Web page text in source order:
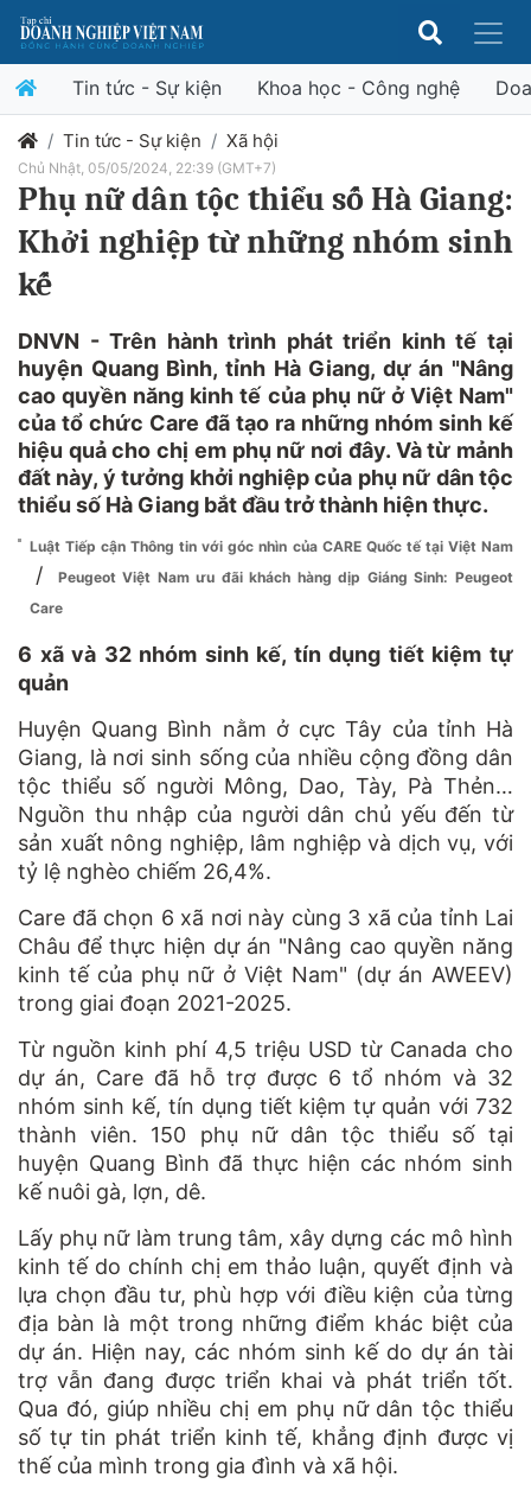
Tin tức - Sự kiện Khoa học - Công nghệ
Tin tức - Sự kiện Xã hội
Chủ Nhật, 05/05/2024, 22:39 (GMT+7)
Phụ nữ dân tộc thiểu số Hà Giang:
Khởi nghiệp từ những nhóm sinh
kế
DNVN - Trên hành trình phát triển kinh tế tại
huyện Quang Bình, tỉnh Hà Giang, dự án "Nâng
cao quyền năng kinh tế của phụ nữ ở Việt Nam"
của tổ chức Care đã tạo ra những nhóm sinh kế
hiệu quả cho chị em phụ nữ nơi đây. Và từ mảnh
đất này, ý tưởng khởi nghiệp của phụ nữ dân tộc
thiểu số Hà Giang bắt đầu trở thành hiện thực.
Luật Tiếp cận Thông tin với góc nhìn của CARE Quốc tế tại Việt Nam
/
Peugeot Việt Nam ưu đãi khách hàng dịp Giáng Sinh: Peugeot
Care
6 xã và 32 nhóm sinh kế, tín dụng tiết kiệm tự
quản
Huyện Quang Bình nằm ở cực Tây của tỉnh Hà
Giang, là nơi sinh sống của nhiều cộng đồng dân
tộc thiểu số người Mông, Dao, Tày, Pà Thẻn…
Nguồn thu nhập của người dân chủ yếu đến từ
sản xuất nông nghiệp, lâm nghiệp và dịch vụ, với
tỷ lệ nghèo chiếm 26,4%.
Care đã chọn 6 xã nơi này cùng 3 xã của tỉnh Lai
Châu để thực hiện dự án "Nâng cao quyền năng
kinh tế của phụ nữ ở Việt Nam" (dự án AWEEV)
trong giai đoạn 2021-2025.
Từ nguồn kinh phí 4,5 triệu USD từ Canada cho
dự án, Care đã hỗ trợ được 6 tổ nhóm và 32
nhóm sinh kế, tín dụng tiết kiệm tự quản với 732
thành viên. 150 phụ nữ dân tộc thiểu số tại
huyện Quang Bình đã thực hiện các nhóm sinh
kế nuôi gà, lợn, dê.
Lấy phụ nữ làm trung tâm, xây dựng các mô hình
kinh tế do chính chị em thảo luận, quyết định và
lựa chọn đầu tư, phù hợp với điều kiện của từng
địa bàn là một trong những điểm khác biệt của
dự án. Hiện nay, các nhóm sinh kế do dự án tài
trợ vẫn đang được triển khai và phát triển tốt.
Qua đó, giúp nhiều chị em phụ nữ dân tộc thiểu
số tự tin phát triển kinh tế, khẳng định được vị
thế của mình trong gia đình và xã hội.